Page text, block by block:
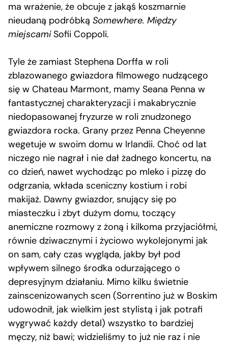
ma wrażenie, że obcuje z jakąś koszmarnie
nieudaną podróbką Somewhere. Między
miejscamiSofii Coppoli.
Tyle że zamiast Stephena Dorffa w roli
zblazowanego gwiazdora filmowego nudzącego
się w Chateau Marmont, mamy Seana Penna w
fantastycznej charakteryzacji i makabrycznie
niedopasowanej fryzurze w roli znudzonego
gwiazdora rocka. Grany przez Penna Cheyenne
wegetuje w swoim domu w Irlandii. Choć od lat
niczego nie nagrał i nie dał żadnego koncertu, na
co dzień, nawet wychodząc po mleko i pizzę do
odgrzania, wkłada sceniczny kostium i robi
makijaż. Dawny gwiazdor, snujący się po
miasteczku i zbyt dużym domu, toczący
anemiczne rozmowy z żoną i kilkoma przyjaciółmi,
równie dziwacznymi i życiowo wykolejonymi jak
on sam, cały czas wygląda, jakby był pod
wpływem silnego środka odurzającego o
depresyjnym działaniu. Mimo kilku świetnie
zainscenizowanych scen (Sorrentino już w Boskim
udowodnił, jak wielkim jest stylistą i jak potrafi
wygrywać każdy detal) wszystko to bardziej
męczy, niż bawi; widzieliśmy to już nie raz i nie